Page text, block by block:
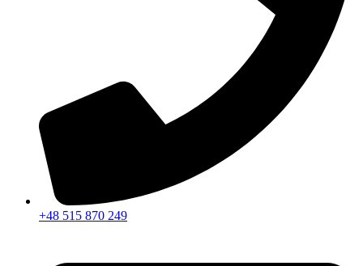
+48 515 870 249